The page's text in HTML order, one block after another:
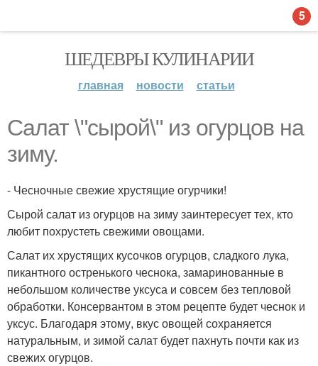
ШЕДЕВРЫ КУЛИНАРИИ
главная новости статьи
Салат \"сырой\" из огурцов на
зиму.
- Чесночные свежие хрустящие огурчики!
Сырой салат из огурцов на зиму заинтересует тех, кто
любит похрустеть свежими овощами.
Салат их хрустящих кусочков огурцов, сладкого лука,
пикантного остренького чеснока, замаринованные в
небольшом количестве уксуса и совсем без тепловой
обработки. Консервантом в этом рецепте будет чеснок и
уксус. Благодаря этому, вкус овощей сохраняется
натуральным, и зимой салат будет пахнуть почти как из
свежих огурцов.
5